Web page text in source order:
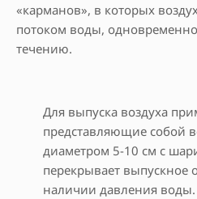
«карманов», в которых
потоком воды,
течению.
Для выпуска воздуха
представляющие собой
диаметром 5-10 см с
перекрывает выпускное
наличии давления